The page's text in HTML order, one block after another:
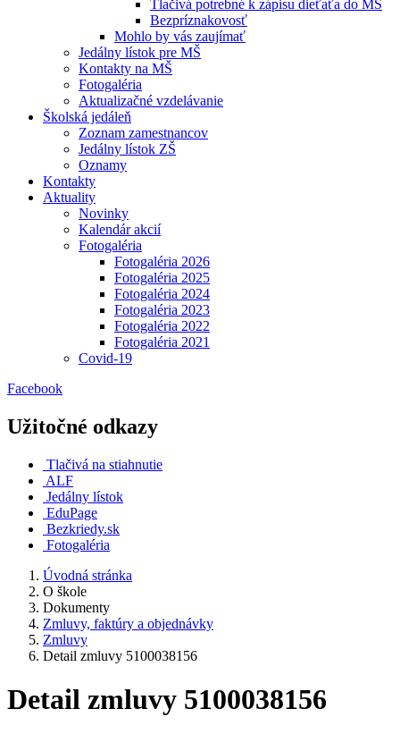
Tlačivá potrebné k zápisu dieťaťa do MŠ
Bezpríznakovosť
Mohlo by vás zaujímať
Jedálny lístok pre MŠ
Kontakty na MŠ
Fotogaléria
Aktualizačné vzdelávanie
Školská jedáleň
Zoznam zamestnancov
Jedálny lístok ZŠ
Oznamy
Kontakty
Aktuality
Novinky
Kalendár akcií
Fotogaléria
Fotogaléria 2026
Fotogaléria 2025
Fotogaléria 2024
Fotogaléria 2023
Fotogaléria 2022
Fotogaléria 2021
Covid-19
Facebook
Užitočné odkazy
Tlačivá na stiahnutie
ALF
Jedálny lístok
EduPage
Bezkriedy.sk
Fotogaléria
Úvodná stránka
O škole
Dokumenty
Zmluvy, faktúry a objednávky
Zmluvy
Detail zmluvy 5100038156
Detail zmluvy 5100038156